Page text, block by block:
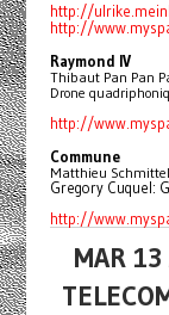
http://
http://
Raymond IV
Thibaut Pan Pan
Drone
http://
Commune
Matthieu
Gregory Cuquel:
http://
MAR 13